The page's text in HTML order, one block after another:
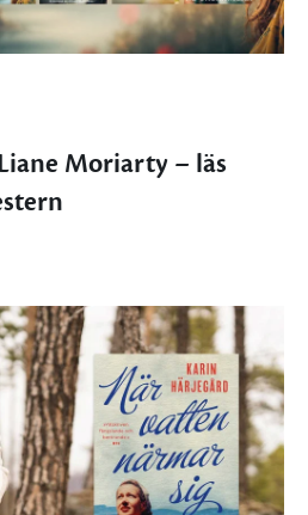
Moriarty – läs